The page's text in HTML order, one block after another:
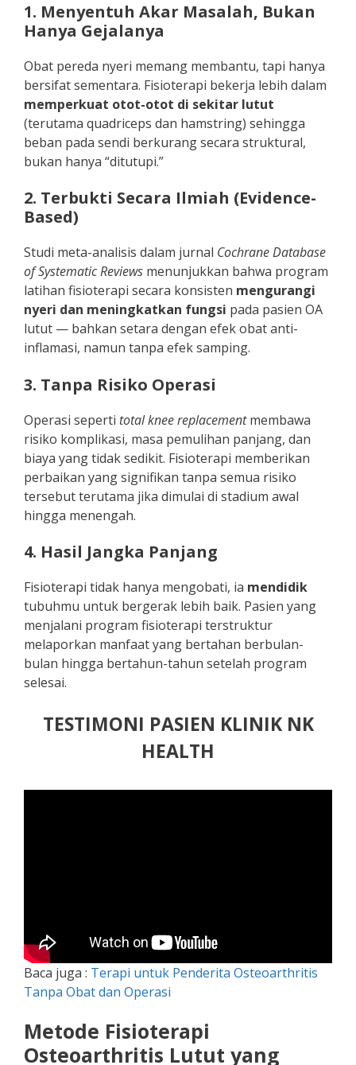
1. Menyentuh Akar Masalah, Bukan
Hanya Gejalanya
Obat pereda nyeri memang membantu, tapi hanya
bersifat sementara. Fisioterapi bekerja lebih dalam
memperkuat otot-otot di sekitar lutut
(terutama quadriceps dan hamstring) sehingga
beban pada sendi berkurang secara struktural,
bukan hanya “ditutupi.”
2. Terbukti Secara Ilmiah (Evidence-
Based)
Studi meta-analisis dalam jurnal Cochrane Database
of Systematic Reviews menunjukkan bahwa program
latihan fisioterapi secara konsisten mengurangi
nyeri dan meningkatkan fungsi pada pasien OA
lutut — bahkan setara dengan efek obat anti-
inflamasi, namun tanpa efek samping.
3. Tanpa Risiko Operasi
Operasi seperti total knee replacementmembawa
risiko komplikasi, masa pemulihan panjang, dan
biaya yang tidak sedikit. Fisioterapi memberikan
perbaikan yang signifikan tanpa semua risiko
tersebut terutama jika dimulai di stadium awal
hingga menengah.
4. Hasil Jangka Panjang
Fisioterapi tidak hanya mengobati, ia mendidik
tubuhmu untuk bergerak lebih baik. Pasien yang
menjalani program fisioterapi terstruktur
melaporkan manfaat yang bertahan berbulan-
bulan hingga bertahun-tahun setelah program
selesai.
TESTIMONI PASIEN KLINIK NK
HEALTH
Baca juga : Terapi untuk Penderita Osteoarthritis
Tanpa Obat dan Operasi
Metode Fisioterapi
Osteoarthritis Lutut yang